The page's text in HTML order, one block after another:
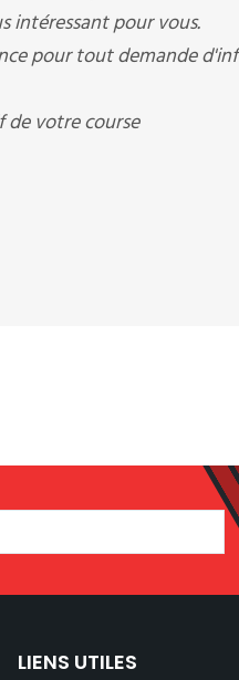
intéressant pour vous.
pour tout demande
de votre course
LIENS UTILES